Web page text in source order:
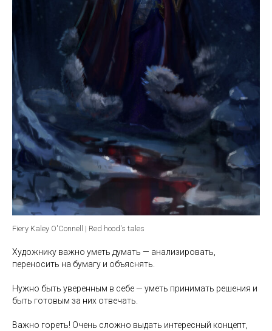
Fiery Kaley O'Connell | Red hood's tales
Художнику важно уметь думать — анализировать,
переносить на бумагу и объяснять.
Нужно быть уверенным в себе — уметь принимать решения и
быть готовым за них отвечать.
Важно гореть! Очень сложно выдать интересный концепт,